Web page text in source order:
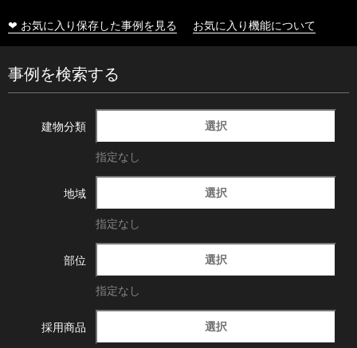
❤ お気に入り保存した事例を見る お気に入り機能について
事例を検索する
建物分類 選択
指定なし
地域 選択
指定なし
部位 選択
指定なし
採用商品 選択